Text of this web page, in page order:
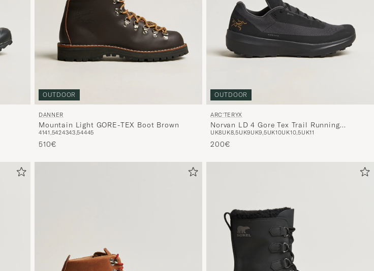
OUTDOOR
DANNER
Mountain Light GORE-TEX Boot Brown
4141,5424343,54445
510€
OUTDOOR
ARC'TERYX
Norvan LD 4 Gore Tex Trail Running
Sneaker Black
UK8UK8,5UK9UK9,5UK10UK10,5UK11
200€